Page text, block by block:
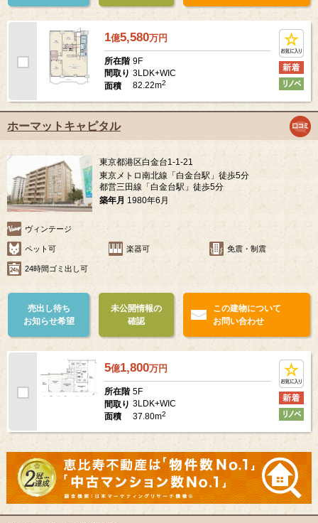
1億5,580万円
所在階 9F
間取り 3LDK+WIC
面積
82.22m2
ホーマットキャピタル
東京都港区白金台1-1-21
東京メトロ南北線「白金台駅」徒歩5分
都営三田線「白金台駅」徒歩5分
築年月 1980年6月
ヴィンテージ
ペット可 楽器可 免震・制震
24時間ゴミ出し可
売出し待ち
お知らせ希望
未公開情報の
確認
この建物について
お問い合わせ
5億1,800万円
所在階 5F
間取り 3LDK+WIC
面積
37.80m2